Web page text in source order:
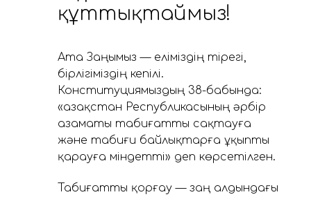
құттықтаймыз!
Ата Заңымыз — еліміздің тірегі,
бірлігіміздің кепілі.
Конституциямыздың 38-бабында:
«Қазақстан Республикасының әрбір
азаматы табиғатты сақтауға
және табиғи байлықтарға ұқыпты
қарауға міндетті» деп көрсетілген.
Табиғатты қорғау — заң алдындағы